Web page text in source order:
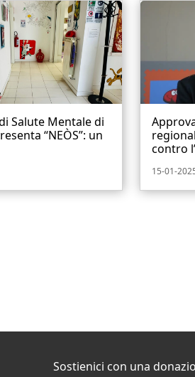
Salute Mentale di
“NEÒS”: un
contro
15-01-
Sostienici con una